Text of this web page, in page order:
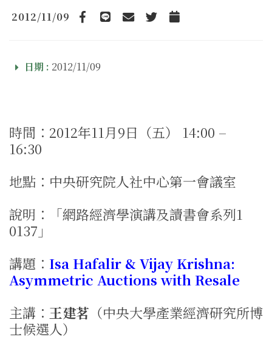
2012/11/09
Facebook
line emailTwitterAdd to Calendar
日期 : 2012/11/09
時間：2012年11月9日（五） 14:00 –
16:30
地點：中央研究院人社中心第一會議室
說明：「網路經濟學演講及讀書會系列1​
0137」
講題： Isa Hafalir & Vijay Krishna:
Asymmetric Auctions with Resale
主講： 王建茗 （中央大學產業經濟研究所博
士候選人）